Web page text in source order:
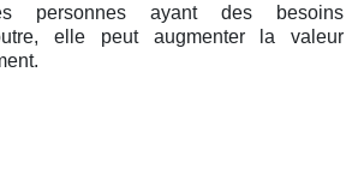
personnes ayant des besoins
elle peut augmenter la valeur